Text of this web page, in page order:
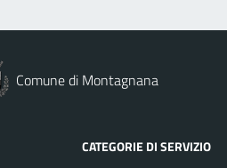
Comune di Montagnana
CATEGORIE DI SERVIZIO